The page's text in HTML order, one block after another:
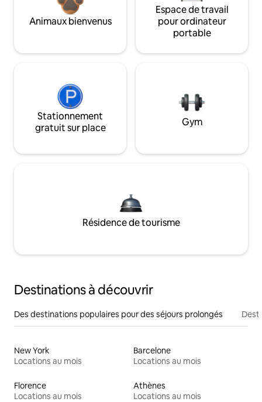
Animaux bienvenus
Espace de travail
pour ordinateur
portable
Stationnement
gratuit sur place
Gym
Résidence de tourisme
Destinations à découvrir
Des destinations populaires pour des séjours prolongés
New York
Locations au mois
Barcelone
Locations au mois
Florence
Locations au mois
Athènes
Locations au mois